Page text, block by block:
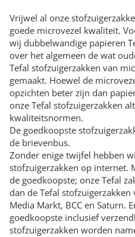
Vrijwel al onze
goede microvezel kwaliteit.
wij dubbelwandige papieren
over het algemeen de wat
Tefal stofzuigerzakken van
gemaakt. Hoewel de
opzichten beter zijn dan
onze Tefal stofzuigerzakken
kwaliteitsnormen.
De goedkoopste
de brievenbus.
Zonder enige twijfel hebben
stofzuigerzakken op internet.
de goedkoopste; onze Tefal
dan de Tefal
Media Markt, BCC en Saturn.
goedkoopste inclusief
stofzuigerzakken worden